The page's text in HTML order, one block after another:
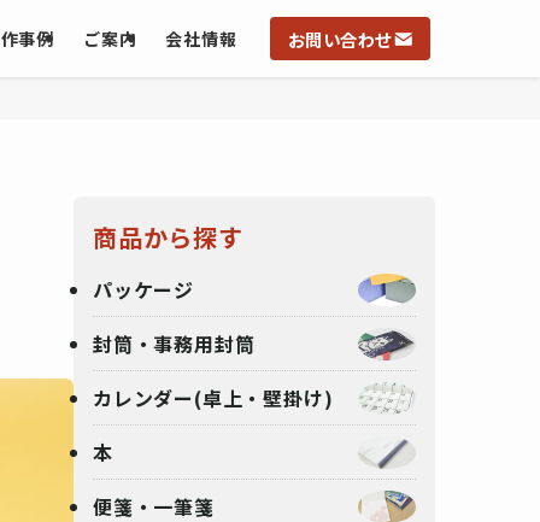
事例 ご案内 会社情報 お問い合わせ
商品から探す
パッケージ
封筒・事務用封筒
カレンダー(卓上・壁掛け)
本
便箋・一筆箋